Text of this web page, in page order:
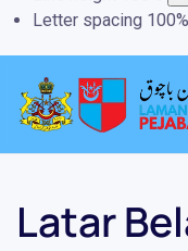
Letter spacing 100%
Latar